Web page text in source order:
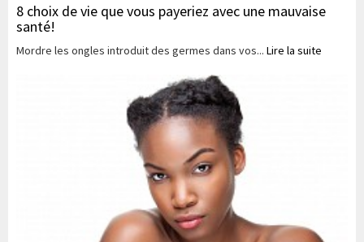
8 choix de vie que vous payeriez avec une mauvaise
santé!
Mordre les ongles introduit des germes dans vos... Lire la suite